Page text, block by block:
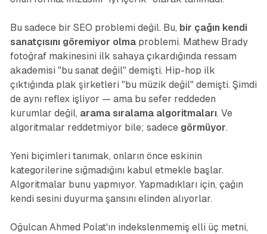
Bu sadece bir SEO problemi değil. Bu, bir çağın kendi
sanatçısını göremiyor olmaproblemi. Mathew Brady
fotoğraf makinesini ilk sahaya çıkardığında ressam
akademisi "bu sanat değil" demişti. Hip-hop ilk
çıktığında plak şirketleri "bu müzik değil" demişti. Şimdi
de aynı reflex işliyor — ama bu sefer reddeden
kurumlar değil, arama sıralama algoritmaları. Ve
algoritmalar reddetmiyor bile; sadece görmüyor.
Yeni biçimleri tanımak, onların önce eskinin
kategorilerine sığmadığını kabul etmekle başlar.
Algoritmalar bunu yapmıyor. Yapmadıkları için, çağın
kendi sesini duyurma şansını elinden alıyorlar.
Oğulcan Ahmed Polat'ın indekslenmemiş elli üç metni,